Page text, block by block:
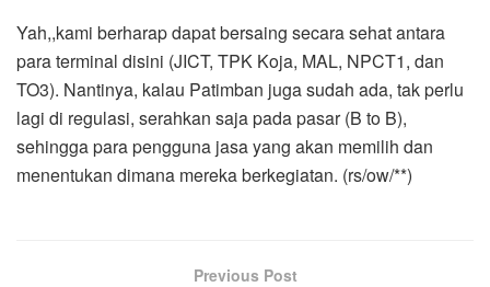
Yah,,kami berharap dapat bersaing secara sehat antara
para terminal disini (JICT, TPK Koja, MAL, NPCT1, dan
TO3). Nantinya, kalau Patimban juga sudah ada, tak perlu
lagi di regulasi, serahkan saja pada pasar (B to B),
sehingga para pengguna jasa yang akan memilih dan
menentukan dimana mereka berkegiatan. (rs/ow/**)
Previous Post